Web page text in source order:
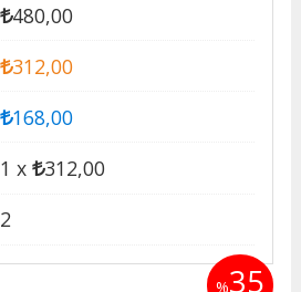
480,00
312,00
168,00
1 x 312,00
2
%35